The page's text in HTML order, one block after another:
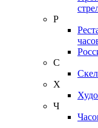
Р
С
Х
Ч